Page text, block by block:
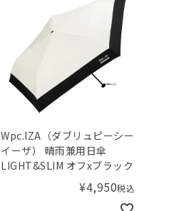
Wpc.IZA（ダブリュピーシー
イーザ） 晴雨兼用日傘
LIGHT&SLIM オフxブラック
¥4,950税込